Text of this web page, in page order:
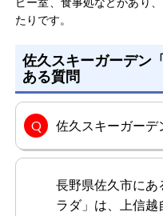
ゲレンデスキさん女性/60代
ナイターが気に入りまし
るのでフルで滑走できま
美しい山々の景観にうっ
の利便性も良く不自由な
走以外の楽しみも充実し
ていることが魅力的です
たりです。
佐久スキーガーデン
ある質問
佐久スキーガーデ
長野県佐久市にあ
ラダ」は、上信越